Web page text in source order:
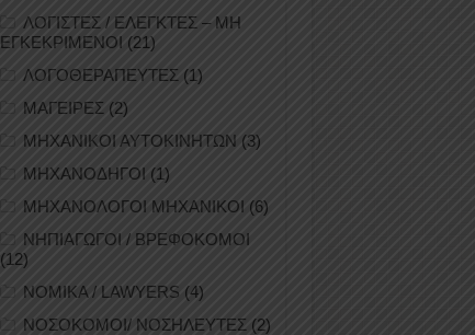
ΛΟΓΙΣΤΕΣ / ΕΛΕΓΚΤΕΣ – ΜΗ
ΕΓΚΕΚΡΙΜΕΝΟΙ (21)
ΛΟΓΟΘΕΡΑΠΕΥΤΕΣ (1)
ΜΑΓΕΙΡΕΣ (2)
ΜΗΧΑΝΙΚΟΙ ΑΥΤΟΚΙΝΗΤΩΝ (3)
ΜΗΧΑΝΟΔΗΓΟΙ (1)
ΜΗΧΑΝΟΛΟΓΟΙ ΜΗΧΑΝΙΚΟΙ (6)
ΝΗΠΙΑΓΩΓΟΙ / ΒΡΕΦΟΚΟΜΟΙ
(12)
ΝΟΜΙΚΑ / LAWYERS (4)
ΝΟΣΟΚΟΜΟΙ/ ΝΟΣΗΛΕΥΤΕΣ (2)